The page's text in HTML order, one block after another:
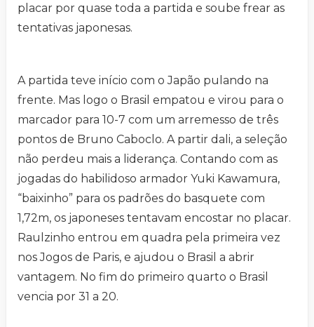
placar por quase toda a partida e soube frear as
tentativas japonesas.
A partida teve início com o Japão pulando na
frente. Mas logo o Brasil empatou e virou para o
marcador para 10-7 com um arremesso de três
pontos de Bruno Caboclo. A partir dali, a seleção
não perdeu mais a liderança. Contando com as
jogadas do habilidoso armador Yuki Kawamura,
“baixinho” para os padrões do basquete com
1,72m, os japoneses tentavam encostar no placar.
Raulzinho entrou em quadra pela primeira vez
nos Jogos de Paris, e ajudou o Brasil a abrir
vantagem. No fim do primeiro quarto o Brasil
vencia por 31 a 20.